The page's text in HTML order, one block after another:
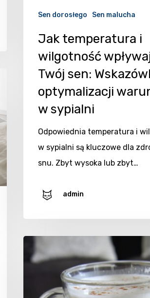
Sen dorosłego Sen malucha
Jak temperatura i
wilgotność
Twój sen:
optymalizacji
w sypialni
Odpowiednia temperatura i
w sypialni są kluczowe dla
snu. Zbyt wysoka lub zbyt…
admin